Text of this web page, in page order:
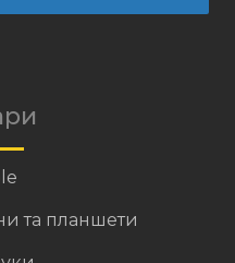
та планшети